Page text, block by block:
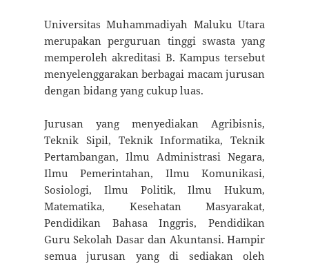
Universitas Muhammadiyah Maluku Utara
merupakan perguruan tinggi swasta yang
memperoleh akreditasi B. Kampus tersebut
menyelenggarakan berbagai macam jurusan
dengan bidang yang cukup luas.
Jurusan yang menyediakan Agribisnis,
Teknik Sipil, Teknik Informatika, Teknik
Pertambangan, Ilmu Administrasi Negara,
Ilmu Pemerintahan, Ilmu Komunikasi,
Sosiologi, Ilmu Politik, Ilmu Hukum,
Matematika, Kesehatan Masyarakat,
Pendidikan Bahasa Inggris, Pendidikan
Guru Sekolah Dasar dan Akuntansi. Hampir
semua jurusan yang di sediakan oleh